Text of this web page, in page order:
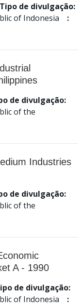
Tipo de divulgação:
of Indonesia
:
de divulgação:
of the
Industries
de divulgação:
of the
A - 1990
de divulgação:
of Indonesia
: